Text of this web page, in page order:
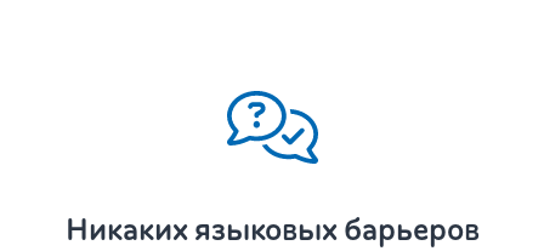
Никаких языковых барьеров